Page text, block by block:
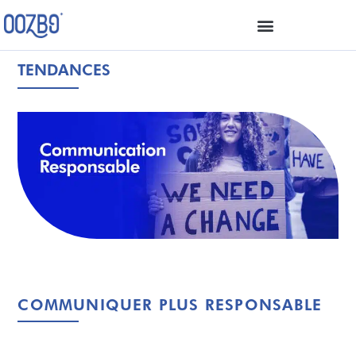
TENDANCES
COMMUNIQUER PLUS RESPONSABLE